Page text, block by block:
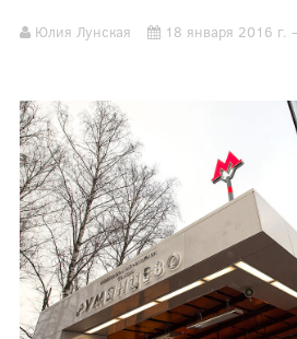
Юлия Лунская 18 января 2016